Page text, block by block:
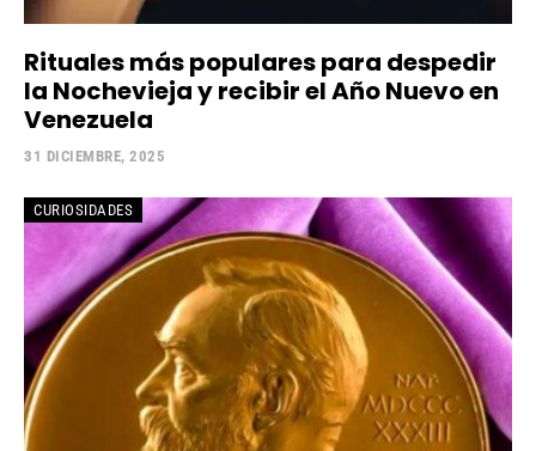
Rituales más populares para despedir
la Nochevieja y recibir el Año Nuevo en
Venezuela
31 DICIEMBRE, 2025
CURIOSIDADES